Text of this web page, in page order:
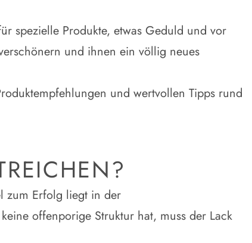
spezielle Produkte, etwas Geduld und vor
und ihnen ein völlig neues
und wertvollen Tipps rund
zum Erfolg liegt in der
offenporige Struktur hat, muss der Lack